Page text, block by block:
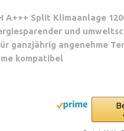
A+++ Split Klimaanlage
und
ganzjährig angenehme
kompatibel